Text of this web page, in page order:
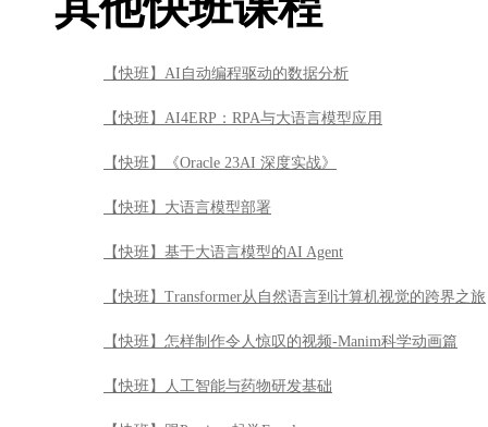
【快班】基于大语言模型的AI Agent
【快班】Transformer从自然语言到计算机视觉的跨界之旅
【快班】怎样制作令人惊叹的视频-Manim科学动画篇
【快班】人工智能与药物研发基础
【快班】跟Py sir一起学Excel
【快班】从零入门金融业信贷风控算法
【快班】并行化计算与CUDA编程
【快班】Python数据处理实战：基于真实场景的数据
【快班】量化投资基础计算与模型